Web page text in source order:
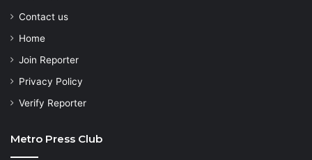
Contact us
Home
Join Reporter
Privacy Policy
Verify Reporter
Metro Press Club